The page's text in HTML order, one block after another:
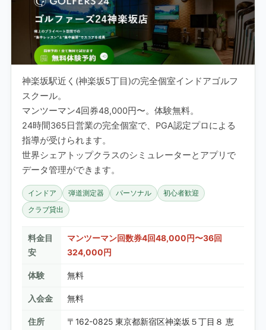
神楽坂駅近く(神楽坂5丁目)の完全個室インドアゴルフ
スクール。
マンツーマン4回券48,000円〜。体験無料。
24時間365日営業の完全個室で、PGA認定プロによる
指導が受けられます。
世界シェアトップクラスのシミュレーターとアプリで
データ管理ができます。
インドア 弾道測定器 パーソナル
初心者歓迎
クラブ貸出
料金目
安
マンツーマン回数券4回48,000円〜36回
324,000円
体験 無料
入会金 無料
住所
〒162-0825 東京都新宿区神楽坂５丁目８ 恵